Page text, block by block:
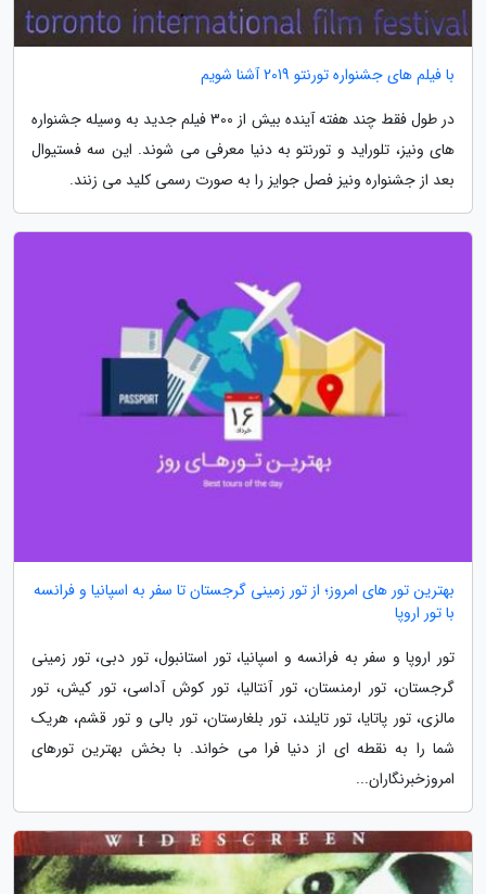
با فیلم های جشنواره تورنتو 2019 آشنا شویم
در طول فقط چند هفته آینده بیش از 300 فیلم جدید به وسیله جشنواره
های ونیز، تلوراید و تورنتو به دنیا معرفی می شوند. این سه فستیوال
بعد از جشنواره ونیز فصل جوایز را به صورت رسمی کلید می زنند.
بهترین تور های امروز؛ از تور زمینی گرجستان تا سفر به اسپانیا و فرانسه
با تور اروپا
تور اروپا و سفر به فرانسه و اسپانیا، تور استانبول، تور دبی، تور زمینی
گرجستان، تور ارمنستان، تور آنتالیا، تور کوش آداسی، تور کیش، تور
مالزی، تور پاتایا، تور تایلند، تور بلغارستان، تور بالی و تور قشم، هریک
شما را به نقطه ای از دنیا فرا می خواند. با بخش بهترین تورهای
امروزخبرنگاران...